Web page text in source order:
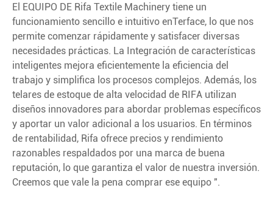
El EQUIPO DE Rifa Textile Machinery tiene un
funcionamiento sencillo e intuitivo enTerface, lo que nos
permite comenzar rápidamente y satisfacer diversas
necesidades prácticas. La Integración de características
inteligentes mejora eficientemente la eficiencia del
trabajo y simplifica los procesos complejos. Además, los
telares de estoque de alta velocidad de RIFA utilizan
diseños innovadores para abordar problemas específicos
y aportar un valor adicional a los usuarios. En términos
de rentabilidad, Rifa ofrece precios y rendimiento
razonables respaldados por una marca de buena
reputación, lo que garantiza el valor de nuestra inversión.
Creemos que vale la pena comprar ese equipo ".